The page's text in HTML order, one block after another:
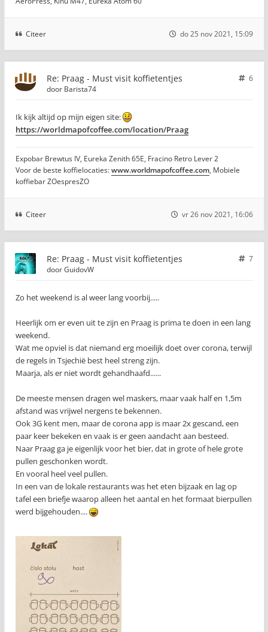
Citeer do 25 nov 2021, 15:09
Re: Praag - Must visit koffietentjes
6
door Barista74
Ik kijk altijd op mijn eigen site:
https://worldmapofcoffee.com/location/Praag
Expobar Brewtus IV, Eureka Zenith 65E, Fracino Retro Lever 2
Voor de beste koffielocaties:www.worldmapofcoffee.com, Mobiele
koffiebar ZOespresZO
Citeer vr 26 nov 2021, 16:06
Re: Praag - Must visit koffietentjes
7
doorGuidovW
Zo het weekend is al weer lang voorbij.....
Heerlijk om er even uit te zijn en Praag is prima te doen in een lang
weekend.
Wat me opviel is dat niemand erg moeilijk doet over corona, terwijl
de regels in Tsjechië best heel streng zijn.
Maarja, als er niet wordt gehandhaafd......
De meeste mensen dragen wel maskers, maar vaak half en 1,5m
afstand was vrijwel nergens te bekennen.
Ook 3G kent men, maar de corona app is maar 2x gescand, een
paar keer bekeken en vaak is er geen aandacht aan besteed.
Naar Praag ga je eigenlijk voor het bier, dat in grote of hele grote
pullen geschonken wordt.
En vooral heel veel pullen.
In een van de lokale restaurants was het eten bijzaak en lag op
tafel een briefje waarop alleen het aantal en het formaat bierpullen
werd bijgehouden....